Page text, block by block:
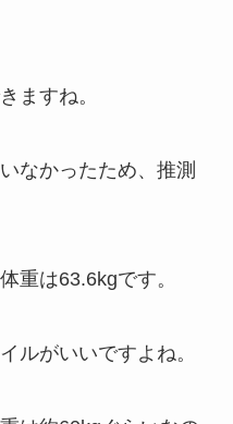
ますね。
なかったため、推測
重は63.6kgです。
ルがいいですよね。